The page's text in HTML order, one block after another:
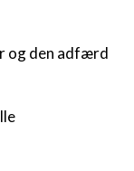
og den adfærd